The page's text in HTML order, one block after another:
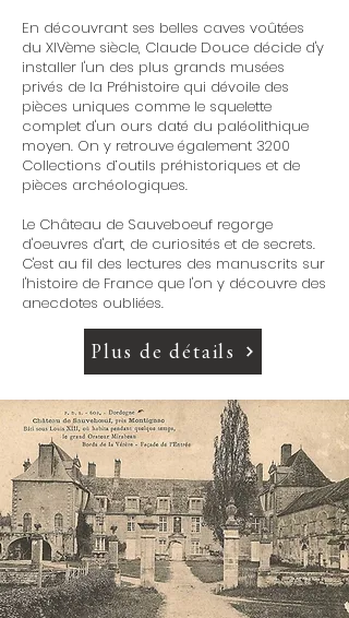
En découvrant ses belles caves voûtées
du XIVème siècle, Claude Douce décide d'y
installer l'un des plus grands musées
privés de la Préhistoire qui dévoile des
pièces uniques comme le squelette
complet d'un ours daté du paléolithique
moyen. On y retrouve également 3200
Collections d’outils préhistoriques et de
pièces archéologiques.
Le Château de Sauveboeuf regorge
d'oeuvres d'art, de curiosités et de secrets.
C'est au fil des lectures des manuscrits sur
l'histoire de France que l'on y découvre des
anecdotes oubliées.
Plus de détails